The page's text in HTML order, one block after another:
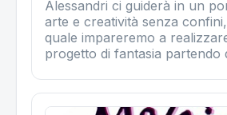
Alessandri ci guiderà in un
arte e creatività senza
quale impareremo a
progetto di fantasia partendo